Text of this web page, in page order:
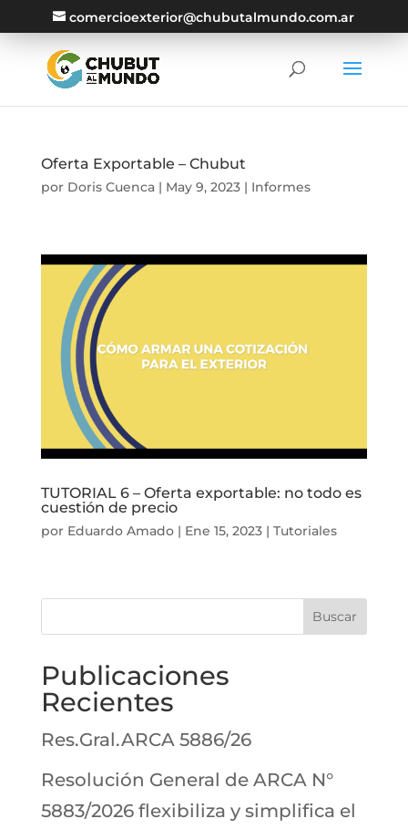
comercioexterior@chubutalmundo.com.ar
Oferta Exportable – Chubut
por Doris Cuenca| May 9, 2023| Informes
TUTORIAL 6 – Oferta exportable: no todo es
cuestión de precio
por Eduardo Amado| Ene 15, 2023| Tutoriales
Buscar
Publicaciones
Recientes
Res.Gral.ARCA 5886/26
Resolución General de ARCA N°
5883/2026 flexibiliza y simplifica el